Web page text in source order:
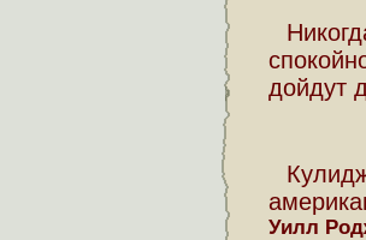
дойдут
Уилл